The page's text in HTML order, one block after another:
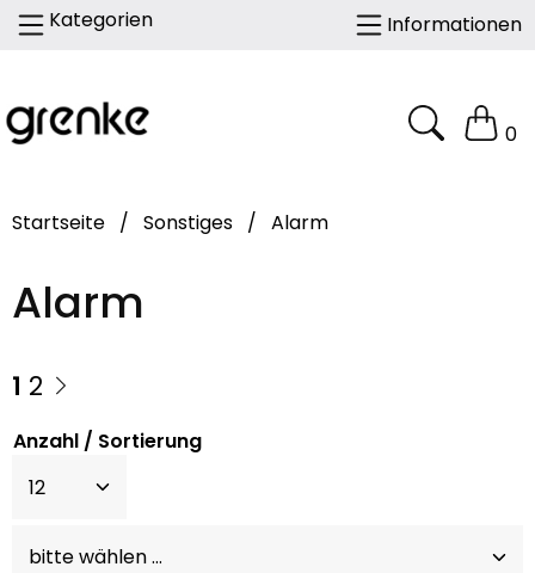
Kategorien Informationen
0
Startseite / Sonstiges / Alarm
Alarm
1 2
Anzahl / Sortierung